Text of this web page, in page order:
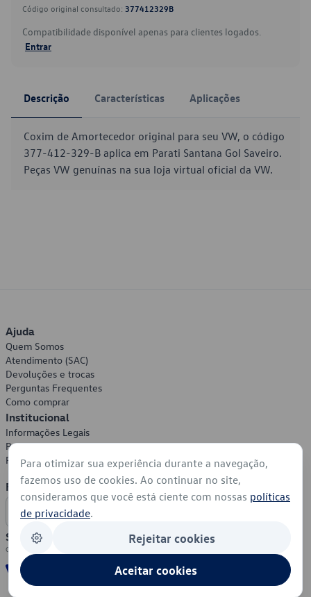
Código original consultado: 377412329B
Compatibilidade disponível apenas para clientes logados.
Entrar
Descrição Características Aplicações
Coxim de Amortecedor original para seu VW, o código
377-412-329-B aplica em Parati Santana Gol Saveiro.
Peças VW genuínas na sua loja virtual oficial da VW.
Ajuda
Quem Somos
Atendimento (SAC)
Devoluções e trocas
Perguntas Frequentes
Como comprar
Institucional
Informações Legais
Política de Privacidade
Política de Cookies
Formas de Pagamento
Segurança
Para otimizar sua experiência durante a navegação,
fazemos uso de cookies. Ao continuar no site,
consideramos que você está ciente com nossas políticas
de privacidade.
Rejeitar cookies
Aceitar cookies